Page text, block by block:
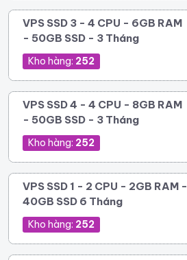
VPS SSD 3 - 4 CPU - 6GB RAM
- 50GB SSD - 3 Tháng
Kho hàng: 252
VPS SSD 4 - 4 CPU - 8GB RAM
- 50GB SSD - 3 Tháng
Kho hàng: 252
VPS SSD 1 - 2 CPU - 2GB RAM -
40GB SSD 6 Tháng
Kho hàng: 252